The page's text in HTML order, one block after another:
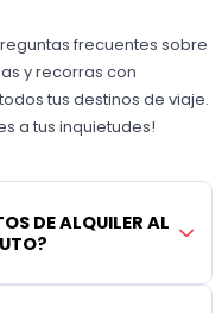
frecuentes sobre
y recorras con
tus destinos de viaje.
a tus inquietudes!
DE ALQUILER AL